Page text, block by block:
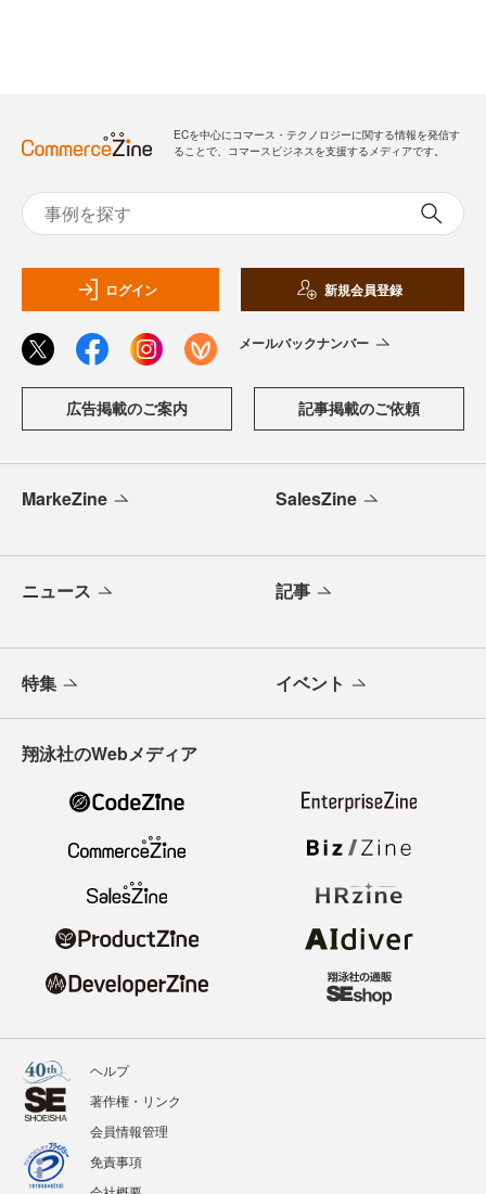
ECを中心にコマース・テクノロジーに関する情報を発信す
ることで、コマースビジネスを支援するメディアです。
ログイン 新規会員登録
メールバックナンバー
広告掲載のご案内 記事掲載のご依頼
MarkeZine SalesZine
ニュース 記事
特集 イベント
翔泳社のWebメディア
ヘルプ
著作権・リンク
会員情報管理
免責事項